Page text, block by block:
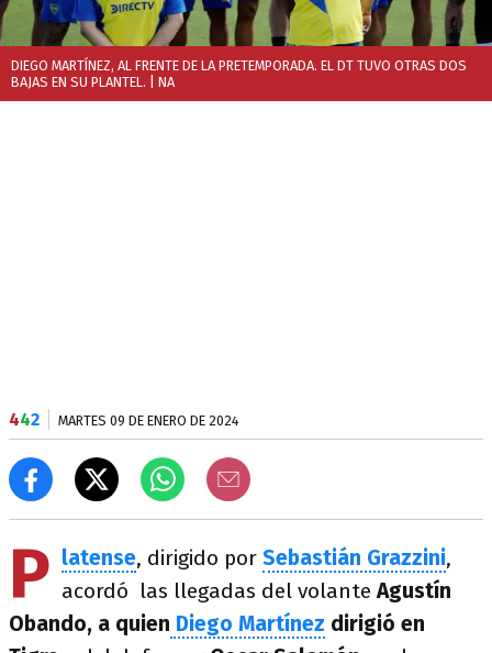
DIEGO MARTÍNEZ, AL FRENTE DE LA PRETEMPORADA. EL DT TUVO OTRAS DOS
BAJAS EN SU PLANTEL. | NA
442 MARTES 09 DE ENERO DE 2024
P latense, dirigido por Sebastián Grazzini,
acordó las llegadas del volanteAgustín
Obando, a quien Diego Martínez dirigió en